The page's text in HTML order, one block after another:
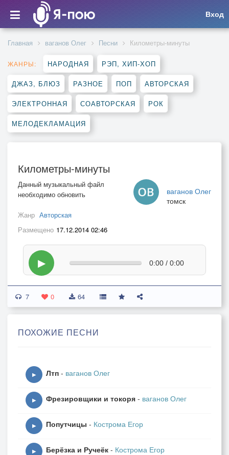
Вход
Главная ваганов Олег Песни Километры-минуты
ЖАНРЫ: НАРОДНАЯ РЭП, ХИП-ХОП
ДЖАЗ, БЛЮЗ РАЗНОЕ ПОП АВТОРСКАЯ
ЭЛЕКТРОННАЯ СОАВТОРСКАЯ РОК
МЕЛОДЕКЛАМАЦИЯ
Километры-минуты
ваганов Олег
томск
Данный музыкальный файл
необходимо обновить
Жанр Авторская
Размещено 17.12.2014 02:46
▶ 0:00 / 0:00
7 0 64
ПОХОЖИЕ ПЕСНИ
▶ Лтп - ваганов Олег
▶ Фрезировщики и токоря - ваганов Олег
▶ Попутчицы - Кострома Егор
▶ Берёзка и Ручеёк - Кострома Егор